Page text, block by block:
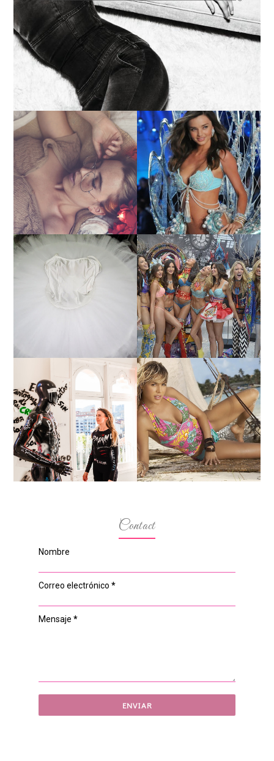
LA BAILARINA BLANCA
DE LA CRUZ O COMO
REINVENTARSE ANTE
LA ADVERSIDAD.
LA ALTURA DE LAS
MODELOS MAS ALTAS
TUTORIAL PARA HACER
UN TUTÚ DE BALLET DE
PLATO CON ARO.
¿QUIERES SABER LA
EDAD Y ALTURA DE LAS
MODELOS VICTORIA'S
SECRET 2017?
MARGA GONZÁLEZ Y
ELIA FERNÁNDEZ
DIALOGAN EN ESPACIO
DEL ANONIMATO, LA
CASA ROSA DE OVIEDO
LA ALTURA DE LAS
MODELOS MAS
BAJITAS
Contact
Nombre
Correo electrónico *
Mensaje *